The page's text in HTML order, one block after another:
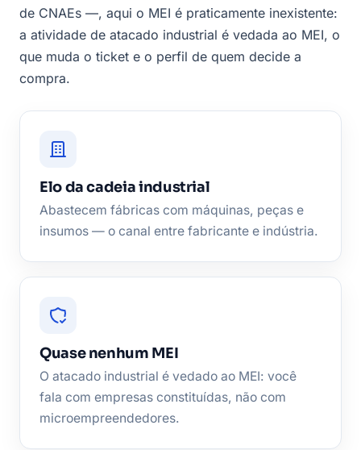
de CNAEs —, aqui o MEI é praticamente inexistente:
a atividade de atacado industrial é vedada ao MEI, o
que muda o ticket e o perfil de quem decide a
compra.
Elo da cadeia industrial
Abastecem fábricas com máquinas, peças e
insumos — o canal entre fabricante e indústria.
Quase nenhum MEI
O atacado industrial é vedado ao MEI: você
fala com empresas constituídas, não com
microempreendedores.